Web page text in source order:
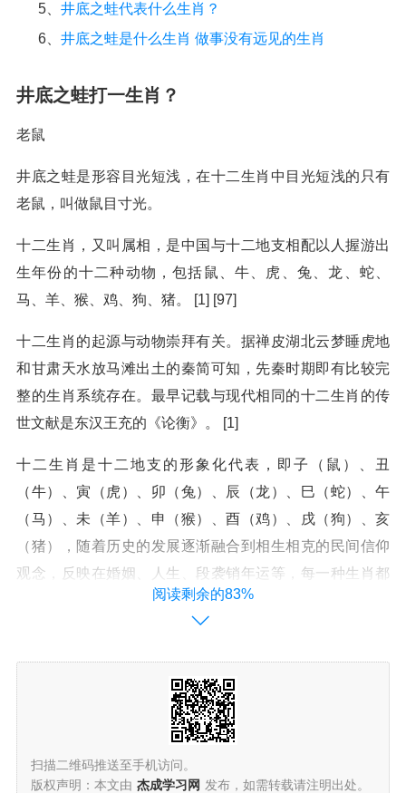
5、 井底之蛙代表什么生肖？
6、 井底之蛙是什么生肖 做事没有远见的生肖
井底之蛙打一生肖？
老鼠
井底之蛙是形容目光短浅，在十二生肖中目光短浅的只有
老鼠，叫做鼠目寸光。
十二生肖，又叫属相，是中国与十二地支相配以人握游出
生年份的十二种动物，包括鼠、牛、虎、兔、龙、蛇、
马、羊、猴、鸡、狗、猪。 [1] [97]
十二生肖的起源与动物崇拜有关。据禅皮湖北云梦睡虎地
和甘肃天水放马滩出土的秦简可知，先秦时期即有比较完
整的生肖系统存在。最早记载与现代相同的十二生肖的传
世文献是东汉王充的《论衡》。 [1]
十二生肖是十二地支的形象化代表，即子（鼠）、丑
（牛）、寅（虎）、卯（兔）、辰（龙）、巳（蛇）、午
（马）、未（羊）、申（猴）、酉（鸡）、戌（狗）、亥
（猪），随着历史的发展逐渐融合到相生相克的民间信仰
观念，反映在婚姻、人生、段袭销年运等，每一种生肖都
有丰富的传说，并以此形成一种观念阐释系统，成为民间
文化中的形象哲学，如婚配上的属相、庙会祈祷、本命年
化活动的象征。 [1]
生肖作为悠久的民俗文化符号，历代留下了大量描绘生肖
形象和象征意义的诗歌、春联、绘画、书画和民间工艺作
品。除中国外，世界多国在春节期间发行生肖邮票，以此
阅读剩余的83%
扫描二维码推送至手机访问。
版权声明：本文由 杰成学习网 发布，如需转载请注明出处。